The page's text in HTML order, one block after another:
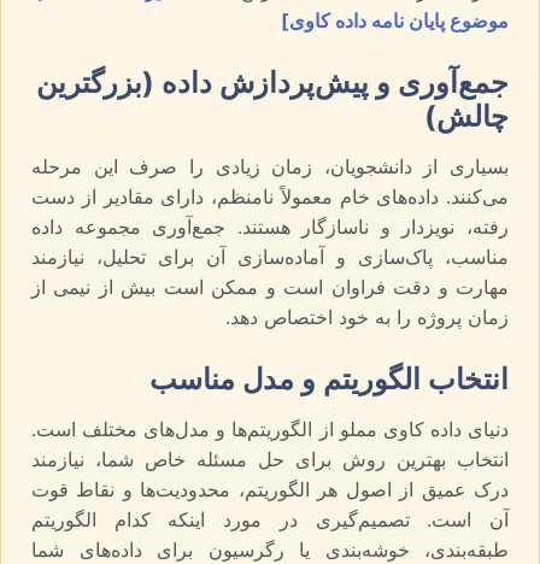
موضوع پایان نامه داده کاوی]
جمع‌آوری و پیش‌پردازش داده (بزرگترین
چالش)
بسیاری از دانشجویان، زمان زیادی را صرف این مرحله
می‌کنند. داده‌های خام معمولاً نامنظم، دارای مقادیر از دست
رفته، نویزدار و ناسازگار هستند. جمع‌آوری مجموعه داده
مناسب، پاک‌سازی و آماده‌سازی آن برای تحلیل، نیازمند
مهارت و دقت فراوان است و ممکن است بیش از نیمی از
زمان پروژه را به خود اختصاص دهد.
انتخاب الگوریتم و مدل مناسب
دنیای داده کاوی مملو از الگوریتم‌ها و مدل‌های مختلف است.
انتخاب بهترین روش برای حل مسئله خاص شما، نیازمند
درک عمیق از اصول هر الگوریتم، محدودیت‌ها و نقاط قوت
آن است. تصمیم‌گیری در مورد اینکه کدام الگوریتم
طبقه‌بندی، خوشه‌بندی یا رگرسیون برای داده‌های شما